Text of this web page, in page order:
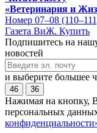
«Ветеринария и
Номер 07–08
Газета ВиЖ. Купить
Подпишитесь на нашу
новостей
и выберите большее
46 36
Нажимая на кнопку,
персональных